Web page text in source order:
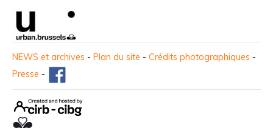
NEWS et archives - Plan du site - Crédits photographiques -
Presse -